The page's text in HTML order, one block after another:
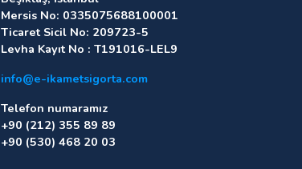
Mersis No: 0335075688100001
Ticaret Sicil No: 209723-5
Levha Kayıt No : T191016-LEL9
info@e-ikametsigorta.com
Telefon numaramız
+90 (212) 355 89 89
+90 (530) 468 20 03